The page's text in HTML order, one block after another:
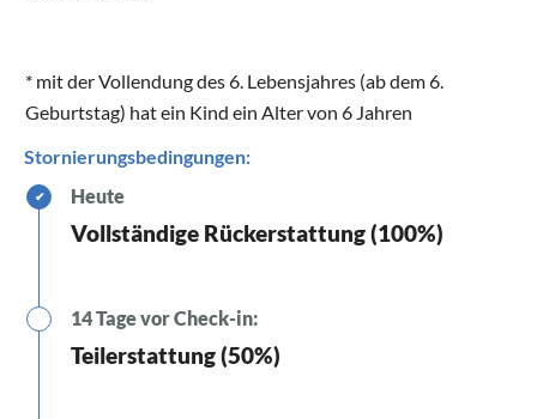
* mit der Vollendung des 6. Lebensjahres (ab dem 6.
Geburtstag) hat ein Kind ein Alter von 6 Jahren
Stornierungsbedingungen:
✔ Heute
Vollständige Rückerstattung (100%)
14 Tage vor Check-in:
Teilerstattung (50%)